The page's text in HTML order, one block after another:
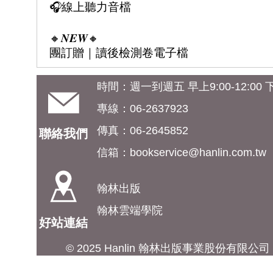
🎧線上聽力音檔
🔸𝑵𝑬𝑾🔸
團訂贈｜讀後檢測卷電子檔
聯絡我們
時間：週一到週五 早上9:00-12:00
專線：06-2637923
傳真：06-2645852
信箱： bookservice@hanlin.com.tw
好站連結
翰林出版
翰林雲端學院
© 2025 Hanlin 翰林出版事業股份有限公司